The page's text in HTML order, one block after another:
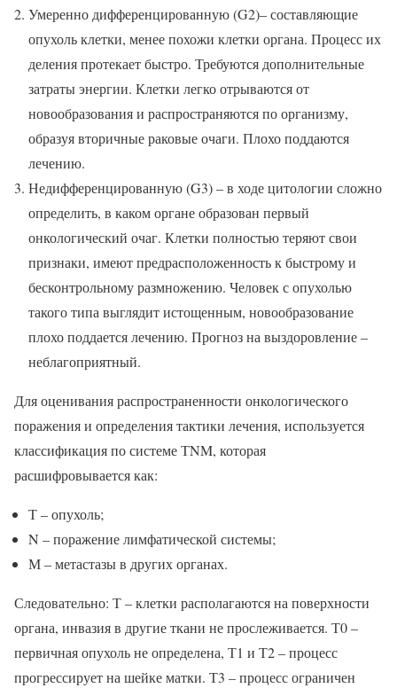
Умеренно дифференцированную (G2)– составляющие
опухоль клетки, менее похожи клетки органа. Процесс их
деления протекает быстро. Требуются дополнительные
затраты энергии. Клетки легко отрываются от
новообразования и распространяются по организму,
образуя вторичные раковые очаги. Плохо поддаются
лечению.
Недифференцированную (G3) – в ходе цитологии сложно
определить, в каком органе образован первый
онкологический очаг. Клетки полностью теряют свои
признаки, имеют предрасположенность к быстрому и
бесконтрольному размножению. Человек с опухолью
такого типа выглядит истощенным, новообразование
плохо поддается лечению. Прогноз на выздоровление –
неблагоприятный.
Для оценивания распространенности онкологического
поражения и определения тактики лечения, используется
классификация по системе ТNM, которая
расшифровывается как:
Т – опухоль;
N – поражение лимфатической системы;
М – метастазы в других органах.
Следовательно: Т – клетки располагаются на поверхности
органа, инвазия в другие ткани не прослеживается. Т0 –
первичная опухоль не определена, Т1 и Т2 – процесс
прогрессирует на шейке матки. Т3 – процесс ограничен